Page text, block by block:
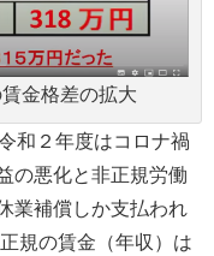
金格差の拡大
和２年度はコロナ禍
の悪化と非正規労働
業補償しか支払われ
規の賃金（年収）は